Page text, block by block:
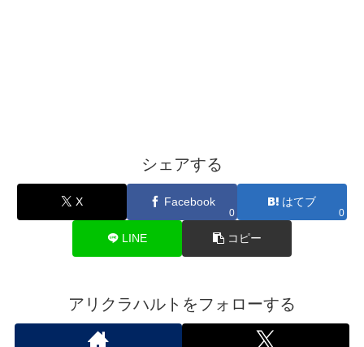
シェアする
X Facebook
0
はてブ
0
LINE コピー
アリクラハルトをフォローする